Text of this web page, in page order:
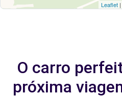
Leaflet
O carro
próxima